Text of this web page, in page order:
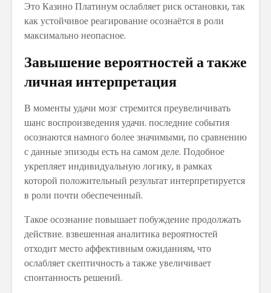
Это Казино Платинум ослабляет риск остановки, так
как устойчивое реагирование осознаётся в роли
максимально неопасное.
Завышение вероятностей а также
личная интерпретация
В моменты удачи мозг стремится преувеличивать
шанс воспроизведения удачи. последние события
осознаются намного более значимыми, по сравнению
с данные эпизоды есть на самом деле. Подобное
укрепляет индивидуальную логику, в рамках
которой положительный результат интерпретируется
в роли почти обеспеченный.
Такое осознание повышает побуждение продолжать
действие. взвешенная аналитика вероятностей
отходит место аффективным ожиданиям, что
ослабляет скептичность а также увеличивает
спонтанность решений.